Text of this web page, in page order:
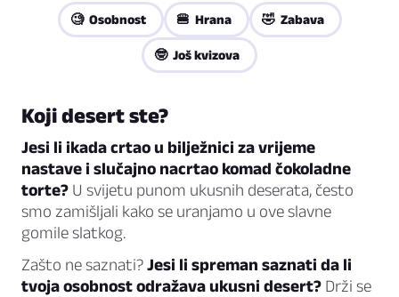
🧐 Osobnost 🍔 Hrana 🤣 Zabava
🤓 Još kvizova
Koji desert ste?
Jesi li ikada crtao u bilježnici za vrijeme
nastave i slučajno nacrtao komad čokoladne
torte? U svijetu punom ukusnih deserata, često
smo zamišljali kako se uranjamo u ove slavne
gomile slatkog.
Zašto ne saznati?Jesi li spreman saznati da li
tvoja osobnost odražava ukusni desert? Drži se